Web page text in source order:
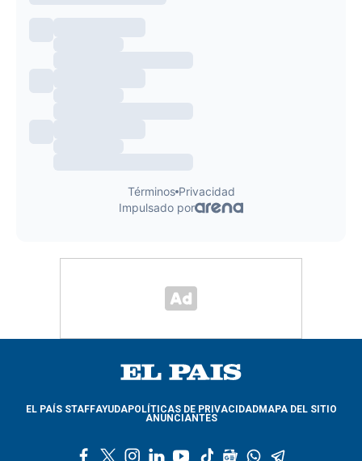
EL PAÍS STAFFAYUDAPOLÍTICAS DE PRIVACIDADMAPA DEL SITIO
ANUNCIANTES
l y t g w